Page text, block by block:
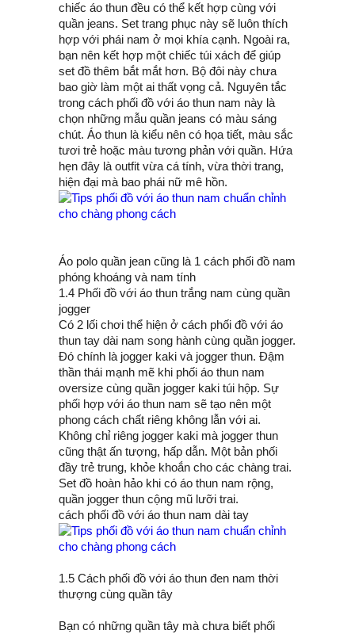
chiếc áo thun đều có thể kết hợp cùng với
quần jeans. Set trang phục này sẽ luôn thích
hợp với phái nam ở mọi khía cạnh. Ngoài ra,
bạn nên kết hợp một chiếc túi xách để giúp
set đồ thêm bắt mắt hơn. Bộ đôi này chưa
bao giờ làm một ai thất vọng cả. Nguyên tắc
trong cách phối đồ với áo thun nam này là
chọn những mẫu quần jeans có màu sáng
chút. Áo thun là kiểu nên có họa tiết, màu sắc
tươi trẻ hoặc màu tương phản với quần. Hứa
hẹn đây là outfit vừa cá tính, vừa thời trang,
hiện đại mà bao phái nữ mê hồn.
Áo polo quần jean cũng là 1 cách phối đồ nam
phóng khoáng và nam tính
1.4 Phối đồ với áo thun trắng nam cùng quần
jogger
Có 2 lối chơi thể hiện ở cách phối đồ với áo
thun tay dài nam song hành cùng quần jogger.
Đó chính là jogger kaki và jogger thun. Đậm
thần thái mạnh mẽ khi phối áo thun nam
oversize cùng quần jogger kaki túi hộp. Sự
phối hợp với áo thun nam sẽ tạo nên một
phong cách chất riêng không lẫn với ai.
Không chỉ riêng jogger kaki mà jogger thun
cũng thật ấn tượng, hấp dẫn. Một bản phối
đầy trẻ trung, khỏe khoắn cho các chàng trai.
Set đồ hoàn hảo khi có áo thun nam rộng,
quần jogger thun cộng mũ lưỡi trai.
cách phối đồ với áo thun nam dài tay
1.5 Cách phối đồ với áo thun đen nam thời
thượng cùng quần tây
Bạn có những quần tây mà chưa biết phối